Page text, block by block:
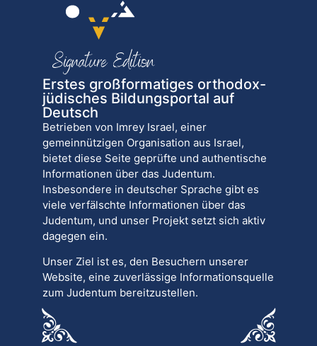
Erstes großformatiges orthodox-
jüdisches Bildungsportal auf
Deutsch
Betrieben von Imrey Israel, einer
gemeinnützigen Organisation aus Israel,
bietet diese Seite geprüfte und authentische
Informationen über das Judentum.
Insbesondere in deutscher Sprache gibt es
viele verfälschte Informationen über das
Judentum, und unser Projekt setzt sich aktiv
dagegen ein.
Unser Ziel ist es, den Besuchern unserer
Website, eine zuverlässige Informationsquelle
zum Judentum bereitzustellen.